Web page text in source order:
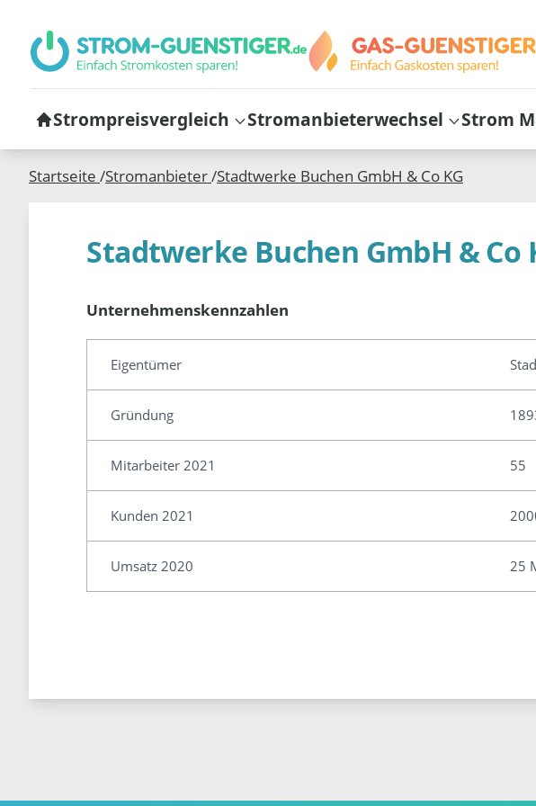
Strompreisvergleich Stromanbieterwechsel Strom
Startseite /Stromanbieter/Stadtwerke Buchen GmbH & Co KG
Stadtwerke Buchen GmbH & Co
Unternehmenskennzahlen
Eigentümer
Gründung
Mitarbeiter 2021 55
Kunden 2021
Umsatz 2020 25